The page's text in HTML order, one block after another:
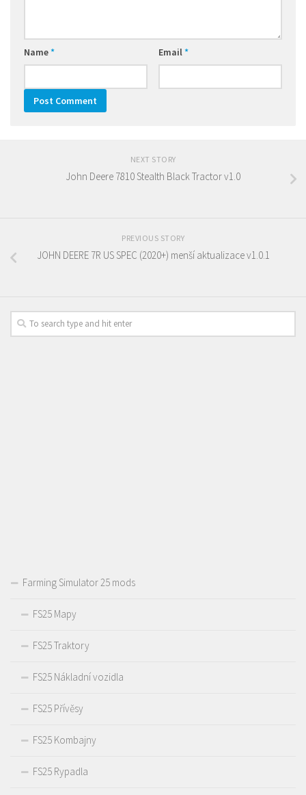
Name* Email*
NEXT STORY
John Deere 7810 Stealth Black Tractor v1.0
PREVIOUS STORY
JOHN DEERE 7R US SPEC (2020+) menší aktualizace v1.0.1
Farming Simulator 25 mods
FS25 Mapy
FS25 Traktory
FS25 Nákladní vozidla
FS25 Přívěsy
FS25 Kombajny
FS25 Rypadla